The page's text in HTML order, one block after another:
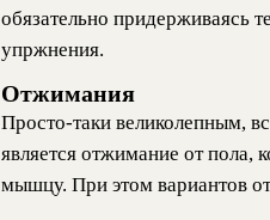
обязательно придерживаясь
упржнения.
Отжимания
Просто-таки великолепным,
является отжимание от пола,
мышцу. При этом вариантов